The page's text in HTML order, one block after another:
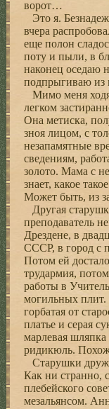
ворот…
Это я.
вчера
еще полон
поту и пыли, в
наконец оседаю
подпрыгиваю из
Мимо меня
легком
Она метиска,
зноя лицом, с
незапамятные
сведениям,
золото. Мама с
знает, какое
Может быть, из
Другая
преподаватель
Дрездене, в
СССР, в город с
Потом ей
трудармия,
работы в
могильных
горбатая от
платье и серая
марлевая
ридикюль.
Старушки
Как ни странно,
плебейского
мезальянсом.